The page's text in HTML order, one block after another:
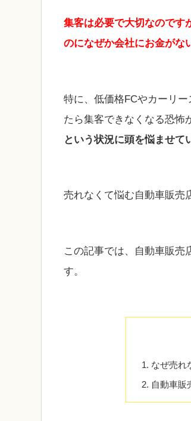
集客は必要で大切なのです
のになぜか会社にお金がな
特に、低価格FCやカーリ
たら集客できなくなる恐怖
という状況に頭を悩ませて
売れなくて悩む自動車販売
この記事では、自動車販売
す。
なぜ売れ
自動車販